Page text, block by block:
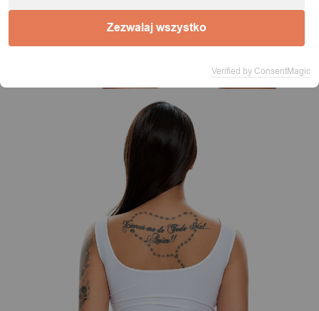
Zezwalaj wszystko
Verified by ConsentMagic